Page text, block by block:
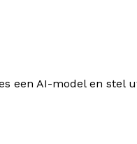
een AI-model en